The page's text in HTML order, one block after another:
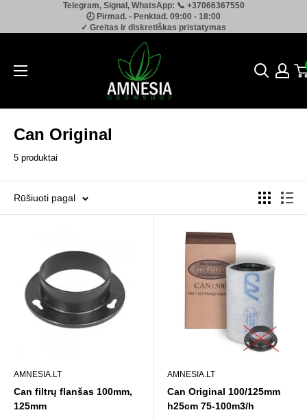
Telegram, Signal, WhatsApp: 📞 +37066367550
🕗 Pirmad. - Penktad. 09:00 - 18:00
✓ Greitas ir diskretiškas pristatymas
Amnesia.lt
Can Original
5 produktai
Rūšiuoti pagal
AMNESIA.LT
Can filtrų flanšas 100mm,
125mm
AMNESIA.LT
Can Original 100/125mm
h25cm 75-100m3/h